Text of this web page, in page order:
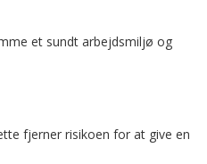
et sundt arbejdsmiljø og
fjerner risikoen for at give en